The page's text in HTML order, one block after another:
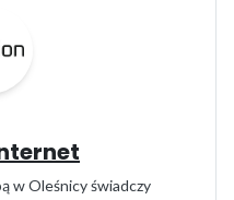
w Oleśnicy świadczy